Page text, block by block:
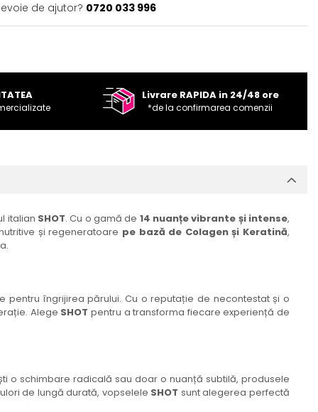
de ajutor? 0720 033 996
Livrare RAPIDA in 24/48 ore
*de la confirmarea comenzii
italian SHOT. Cu o gamă de 14 nuanțe vibrante și intense,
și regeneratoare pe bază de Colagen și Keratină,
pentru îngrijirea părului. Cu o reputație de necontestat și o
Alege SHOT pentru a transforma fiecare experiență de
o schimbare radicală sau doar o nuanță subtilă, produsele
de lungă durată, vopselele SHOT sunt alegerea perfectă